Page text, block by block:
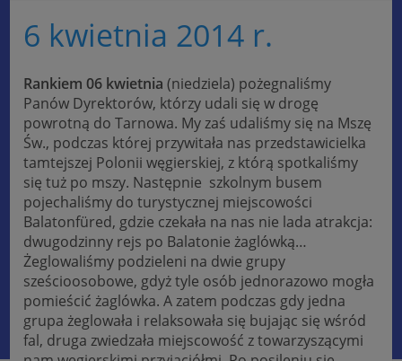
6 kwietnia 2014 r.
Rankiem 06 kwietnia (niedziela) pożegnaliśmy
Panów Dyrektorów, którzy udali się w drogę
powrotną do Tarnowa. My zaś udaliśmy się na Mszę
Św., podczas której przywitała nas przedstawicielka
tamtejszej Polonii węgierskiej, z którą spotkaliśmy
się tuż po mszy. Następnie szkolnym busem
pojechaliśmy do turystycznej miejscowości
Balatonfüred, gdzie czekała na nas nie lada atrakcja:
dwugodzinny rejs po Balatonie żaglówką…
Żeglowaliśmy podzieleni na dwie grupy
sześcioosobowe, gdyż tyle osób jednorazowo mogła
pomieścić żaglówka. A zatem podczas gdy jedna
grupa żeglowała i relaksowała się bujając się wśród
fal, druga zwiedzała miejscowość z towarzyszącymi